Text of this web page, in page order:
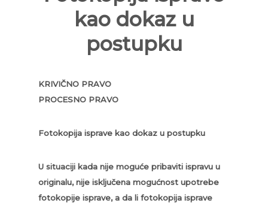
kao dokaz u
postupku
KRIVIČNO PRAVO
PROCESNO PRAVO
Fotokopija isprave kao dokaz u postupku
U situaciji kada nije moguće pribaviti ispravu u
originalu, nije isključena mogućnost upotrebe
fotokopije isprave, a da li fotokopija isprave